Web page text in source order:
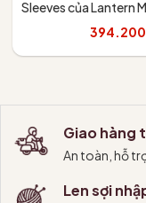
Sleeves của Lantern
Giao hàng
An toàn, hỗ
Len sợi